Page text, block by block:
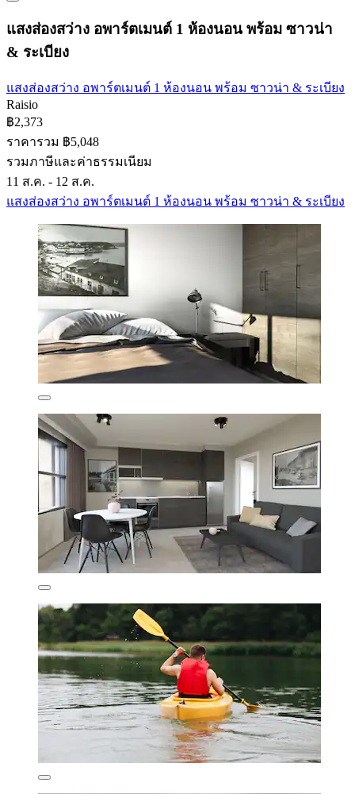
แสงส่องสว่าง อพาร์ตเมนต์ 1 ห้องนอน พร้อม ซาวน่า
& ระเบียง
แสงส่องสว่าง อพาร์ตเมนต์ 1 ห้องนอน พร้อม ซาวน่า & ระเบียง
Raisio
฿2,373
ราคารวม ฿5,048
รวมภาษีและค่าธรรมเนียม
11 ส.ค. - 12 ส.ค.
แสงส่องสว่าง อพาร์ตเมนต์ 1 ห้องนอน พร้อม ซาวน่า & ระเบียง